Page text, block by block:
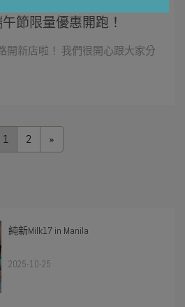
艦店開幕】高雄牛奶棒專
節限量優惠開跑！
開新店啦！ 我們很開心跟大家分
1 2 »
純新Milk17 in Manila
2025-10-25